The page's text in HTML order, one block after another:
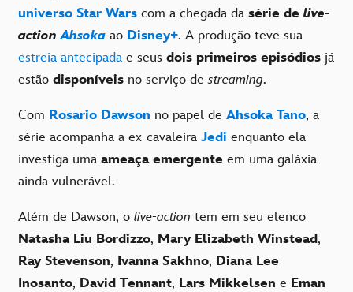
universo Star Wars com a chegada da série de live-
action Ahsoka ao Disney+. A produção teve sua
estreia antecipada e seus dois primeiros episódios já
estão disponíveis no serviço destreaming.
Com Rosario Dawson no papel de Ahsoka Tano, a
série acompanha a ex-cavaleira Jedi enquanto ela
investiga uma ameaça emergente em uma galáxia
ainda vulnerável.
Além de Dawson, o live-action tem em seu elenco
Natasha Liu Bordizzo, Mary Elizabeth Winstead,
Ray Stevenson, Ivanna Sakhno, Diana Lee
Inosanto, David Tennant, Lars Mikkelsen e Eman